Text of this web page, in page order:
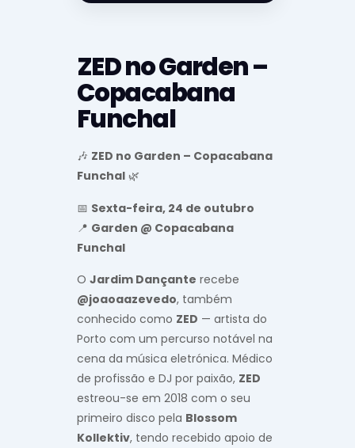
ZED no Garden –
Copacabana
Funchal
🎶 ZED no Garden – Copacabana
Funchal 🌿
📅 Sexta-feira, 24 de outubro
📍 Garden @ Copacabana
Funchal
O Jardim Dançante recebe
@joaoaazevedo, também
conhecido como ZED — artista do
Porto com um percurso notável na
cena da música eletrónica. Médico
de profissão e DJ por paixão, ZED
estreou-se em 2018 com o seu
primeiro disco pela Blossom
Kollektiv, tendo recebido apoio de